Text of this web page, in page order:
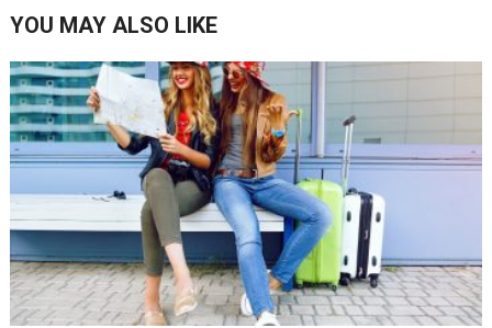
YOU MAY ALSO LIKE